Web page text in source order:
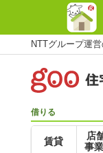
NTTグループ運
借りる
賃貸
店
事